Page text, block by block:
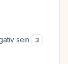
sein 3